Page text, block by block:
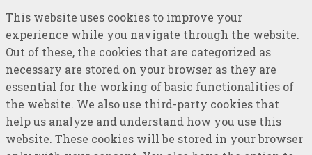
This website uses cookies to improve your
experience while you navigate through the website.
Out of these, the cookies that are categorized as
necessary are stored on your browser as they are
essential for the working of basic functionalities of
the website. We also use third-party cookies that
help us analyze and understand how you use this
website. These cookies will be stored in your browser